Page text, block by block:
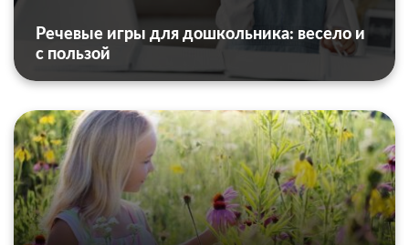
Речевые игры для дошкольника: весело и
с пользой